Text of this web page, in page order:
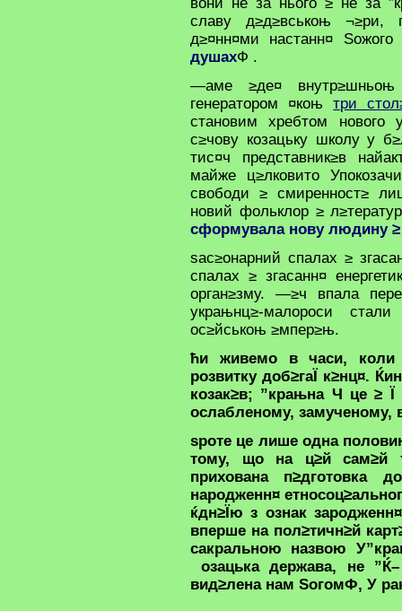
славу д≥д≥вськоњ ¬≥ри,
д≥¤нн¤ми настанн¤
душахФ .
—аме ≥де¤
генератором ¤коњтри
становим хребтом нового
с≥чову козацьку школу у
тис¤ч представник≥в
майже ц≥лковито
свободи ≥ смиренност≥
новий фольклор ≥
сформувала нову людину ≥
ѕас≥онарний спалах ≥
спалах ≥ згасанн¤
орган≥зму. —≥ч впала
украњнц≥-малороси
ос≥йськоњ ≥мпер≥њ.
ћи живемо в часи, коли
розвитку доб≥гаЇ к≥нц¤.
козак≥в; ”крањна Ч це ≥ Ї
ослабленому, замученому,
ѕроте це лише одна
тому, що на ц≥й сам≥й
прихована п≥дготовка
народженн¤
ќдн≥Їю з ознак
вперше на пол≥тичн≥й
сакральною назвою
озацька держава, не
вид≥лена нам ЅогомФ, У